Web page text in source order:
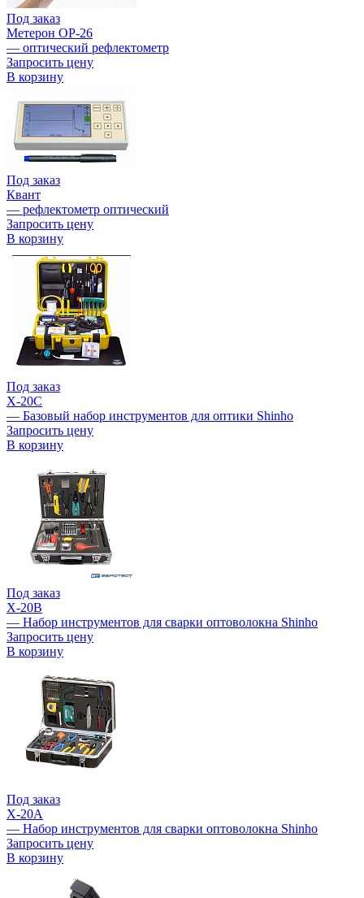
Под заказ
Метерон OP-26
— оптический рефлектометр
Запросить цену
В корзину
Под заказ
Квант
— рефлектометр оптический
Запросить цену
В корзину
Под заказ
X-20C
— Базовый набор инструментов для оптики Shinho
Запросить цену
В корзину
Под заказ
X-20B
— Набор инструментов для сварки оптоволокна Shinho
Запросить цену
В корзину
Под заказ
X-20A
— Набор инструментов для сварки оптоволокна Shinho
Запросить цену
В корзину